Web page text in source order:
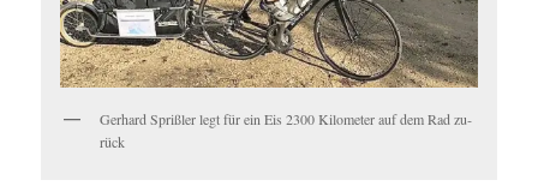
Ger­hard Spriß­ler legt für ein Eis 2300 Ki­lo­me­ter auf dem Rad zu­
rück